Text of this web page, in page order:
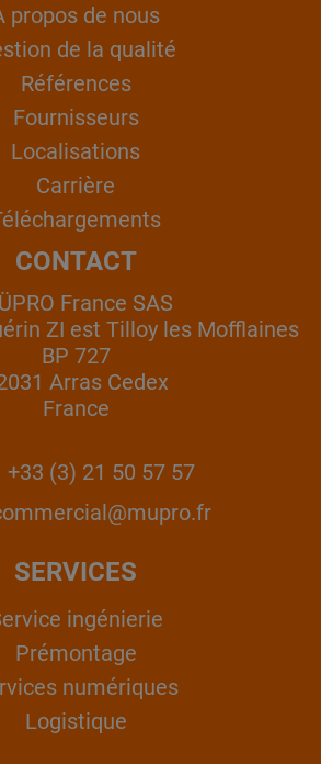
propos de nous
de la qualité
Références
Fournisseurs
Localisations
Carrière
CONTACT
France SAS
ZI est Tilloy les Mofflaines
BP 727
Arras Cedex
France
+33 (3) 21 50 57 57
SERVICES
ingénierie
Prémontage
numériques
Logistique